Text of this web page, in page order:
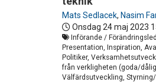
Mats Sedlacek, Nasim
Onsdag 24 maj 2023
Införande /
Presentation, Inspiration,
Politiker,
från verkligheten (goda/
Välfärdsutveckling,